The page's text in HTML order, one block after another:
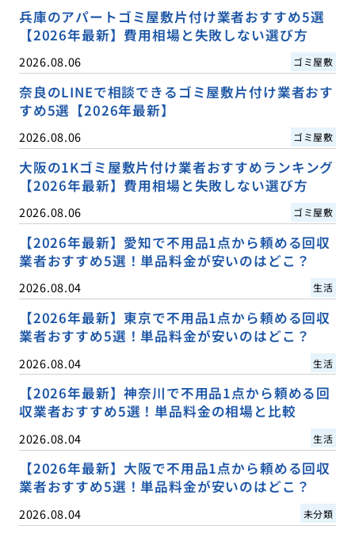
兵庫のアパートゴミ屋敷片付け業者おすすめ5選
【2026年最新】費用相場と失敗しない選び方
2026.08.06 ゴミ屋敷
奈良のLINEで相談できるゴミ屋敷片付け業者おす
すめ5選【2026年最新】
2026.08.06 ゴミ屋敷
大阪の1Kゴミ屋敷片付け業者おすすめランキング
【2026年最新】費用相場と失敗しない選び方
2026.08.06 ゴミ屋敷
【2026年最新】愛知で不用品1点から頼める回収
業者おすすめ5選！単品料金が安いのはどこ？
2026.08.04 生活
【2026年最新】東京で不用品1点から頼める回収
業者おすすめ5選！単品料金が安いのはどこ？
2026.08.04 生活
【2026年最新】神奈川で不用品1点から頼める回
収業者おすすめ5選！単品料金の相場と比較
2026.08.04 生活
【2026年最新】大阪で不用品1点から頼める回収
業者おすすめ5選！単品料金が安いのはどこ？
2026.08.04 未分類